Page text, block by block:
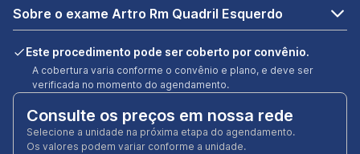
Sobre o exame Artro Rm Quadril Esquerdo
Este procedimento pode ser coberto por convênio.
A cobertura varia conforme o convênio e plano, e deve ser
verificada no momento do agendamento.
Consulte os preços em nossa rede
Selecione a unidade na próxima etapa do agendamento.
Os valores podem variar conforme a unidade.